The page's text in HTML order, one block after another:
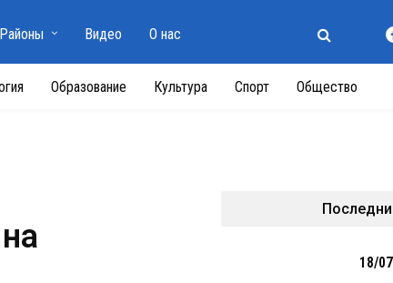
Образование Культура Спорт Общество
Районы Видео О нас
18/